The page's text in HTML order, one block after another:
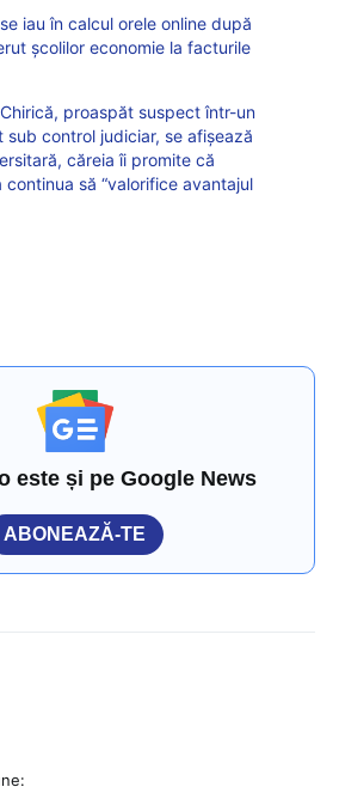
iau în calcul orele online după
școlilor economie la facturile
proaspăt suspect într-un
sub control judiciar, se afișează
căreia îi promite că
să “valorifice avantajul
este și pe Google News
ABONEAZĂ-TE